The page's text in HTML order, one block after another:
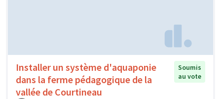
Installer un système d'aquaponie
dans la ferme pédagogique de la
vallée de Courtineau
Soumis
au vote